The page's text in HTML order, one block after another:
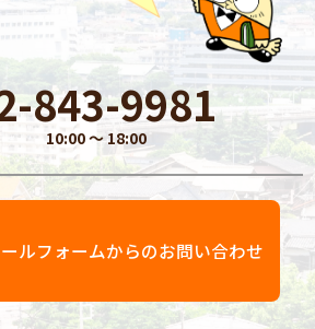
843-9981
10:00 〜 18:00
ルフォームからのお問い合わせ